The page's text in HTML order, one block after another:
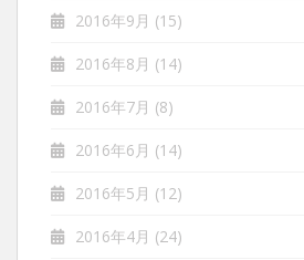
2016年9月 (15)
2016年8月 (14)
2016年7月 (8)
2016年6月 (14)
2016年5月 (12)
2016年4月 (24)